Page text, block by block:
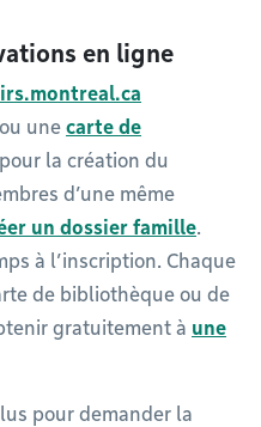
en ligne
ou une carte de
la création du
d’une même
un dossier famille.
à l’inscription. Chaque
de bibliothèque ou de
gratuitement à une
pour demander la